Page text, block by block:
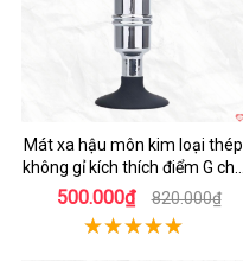
Mát xa hậu môn kim loại thép
không gỉ kích thích điểm G cho
người dùng LGBT
500.000₫ 820.000₫